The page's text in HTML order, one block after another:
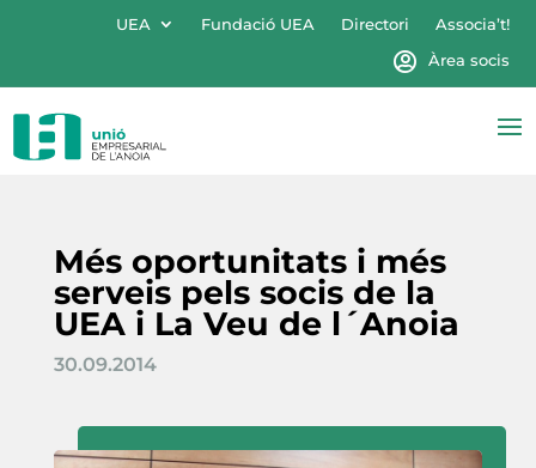
UEA Fundació UEA Directori
Associa’t!
Àrea socis
Més oportunitats i més
serveis pels socis de la
UEA i La Veu de l´Anoia
30.09.2014